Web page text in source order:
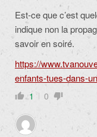
Est-ce que c’est
indique non la
savoir en soiré.
https://
enfants-tues-dans-
1 0